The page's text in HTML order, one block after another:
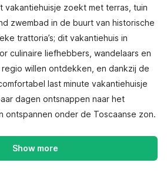
vakantiehuisje zoekt met terras, tuin
zwembad in de buurt van historische
trattoria’s; dit vakantiehuis in
culinaire liefhebbers, wandelaars en
willen ontdekken, en dankzij de
last minute vakantiehuisje
dagen ontsnappen naar het
ontspannen onder de Toscaanse zon.
Show more